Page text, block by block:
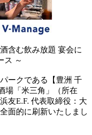
含む飲み放題 宴会に
ス ～
ークである【豊洲 千
場「米三角」（所在
友E.F. 代表取締役：大
面的に刷新いたしまし